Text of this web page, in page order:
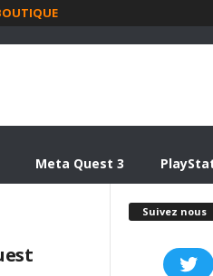
Meta Quest 3
Suivez nous